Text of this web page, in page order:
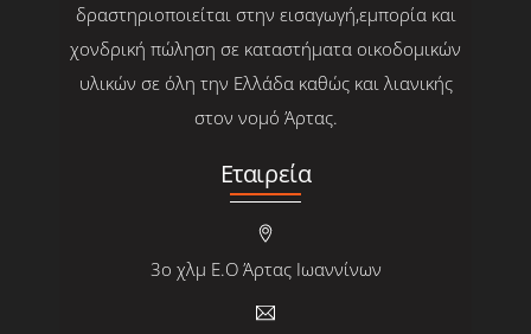
δραστηριοποιείται στην εισαγωγή,εμπορία και
χονδρική πώληση σε καταστήματα οικοδομικών
υλικών σε όλη την Ελλάδα καθώς και λιανικής
στον νομό Άρτας.
Εταιρεία
3ο χλμ Ε.Ο Άρτας Ιωαννίνων